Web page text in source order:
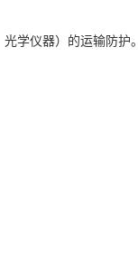
学仪器）的运输防护。